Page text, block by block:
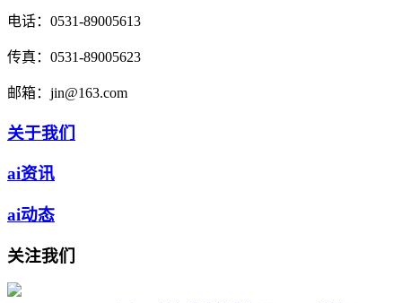
电话： 0531-89005613
传真： 0531-89005623
邮箱： jin@163.com
关于我们
ai资讯
ai动态
关注我们